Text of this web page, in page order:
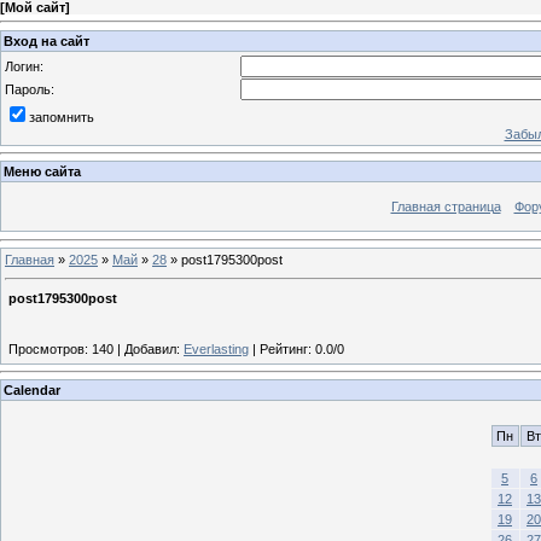
[Мой сайт]
Вход на сайт
Логин:
Пароль:
запомнить
Меню сайта
Главная страница
Главная » 2025 » Май » 28 » post1795300post
post1795300post
Просмотров: 140 | Добавил: Everlasting | Рейтинг: 0.0/0
Calendar
Пн Вт
5
6
12
13
19
20